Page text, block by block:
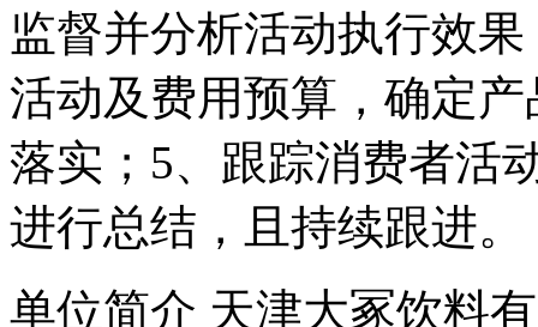
监督并分析活动执行效
活动及费用预算，确定
落实；5、跟踪消费者活
进行总结，且持续跟进。
单位简介 天津大冢饮料